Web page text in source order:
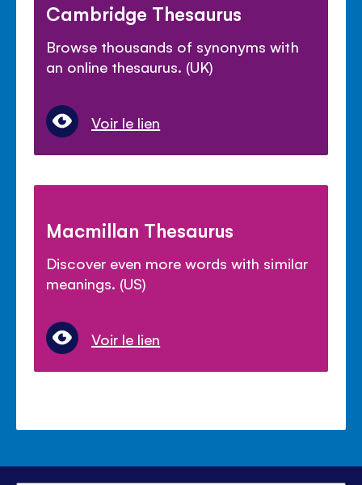
Cambridge Thesaurus
Browse thousands of synonyms with
an online thesaurus. (UK)
Voir le lien
Macmillan Thesaurus
Discover even more words with similar
meanings. (US)
Voir le lien